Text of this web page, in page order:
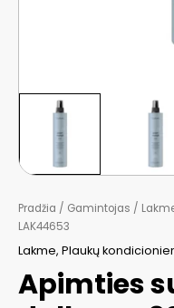
Pradžia / Gamintojas /
LAK44653
Lakme, Plaukų
Apimties